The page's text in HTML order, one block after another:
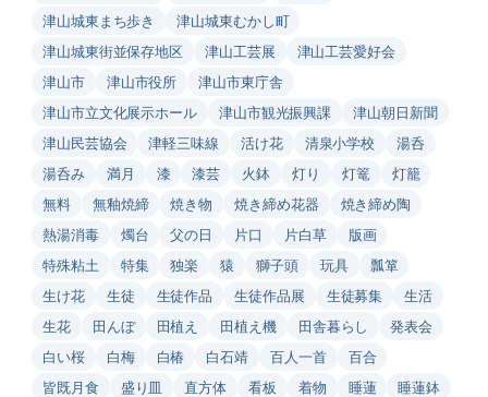
津山城東まち歩き
津山城東むかし町
津山城東街並保存地区
津山工芸展
津山工芸愛好会
津山市
津山市役所
津山市東庁舎
津山市立文化展示ホール
津山市観光振興課
津山朝日新聞
津山民芸協会
津軽三味線 活け花 清泉小学校
湯呑
湯呑み
満月 漆 漆芸 火鉢 灯り 灯篭
灯籠
無料
無釉焼締 焼き物 焼き締め花器
焼き締め陶
熱湯消毒
燭台 父の日 片口 片白草
版画
特殊粘土
特集 独楽 猿 獅子頭 玩具
瓢箪
生け花
生徒 生徒作品 生徒作品展 生徒募集
生活
生花
田んぼ 田植え 田植え機 田舎暮らし
発表会
白い桜
白梅 白椿 白石靖 百人一首
百合
皆既月食
盛り皿 直方体 看板 着物 睡蓮
睡蓮鉢